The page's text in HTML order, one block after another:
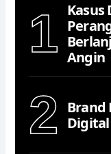
1
Kasus
Angin
2
Brand
Digital